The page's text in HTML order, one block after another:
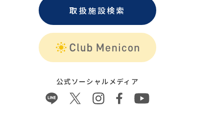
取扱施設検索
公式ソーシャルメディア